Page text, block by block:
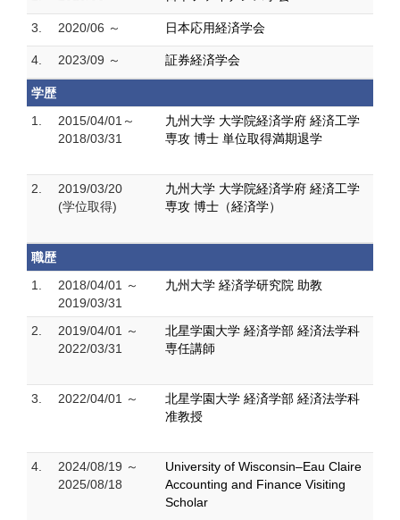
3. 2020/06 ～ 日本応用経済学会
4. 2023/09 ～ 証券経済学会
学歴
1.
2015/04/01～
2018/03/31
九州大学 大学院経済学府 経済工学
専攻 博士 単位取得満期退学
2.
2019/03/20
(学位取得)
九州大学 大学院経済学府 経済工学
専攻 博士（経済学）
職歴
1.
2018/04/01 ～
2019/03/31
九州大学 経済学研究院 助教
2.
2019/04/01 ～
2022/03/31
北星学園大学 経済学部 経済法学科
専任講師
3. 2022/04/01 ～
北星学園大学 経済学部 経済法学科
准教授
4.
2024/08/19 ～
2025/08/18
University of Wisconsin–Eau Claire
Accounting and Finance Visiting
Scholar